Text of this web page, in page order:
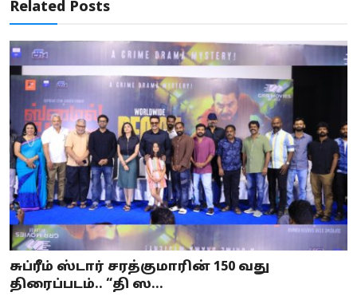
Related Posts
சுப்ரீம் ஸ்டார் சரத்குமாரின் 150 வது
திரைப்படம்.. “தி ஸ...